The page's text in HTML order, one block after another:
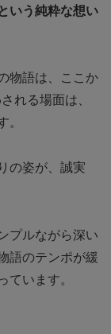
いう純粋な想い
物語は、ここか
れる場面は、
。
の姿が、誠実
プルながら深い
語のテンポが緩
ています。